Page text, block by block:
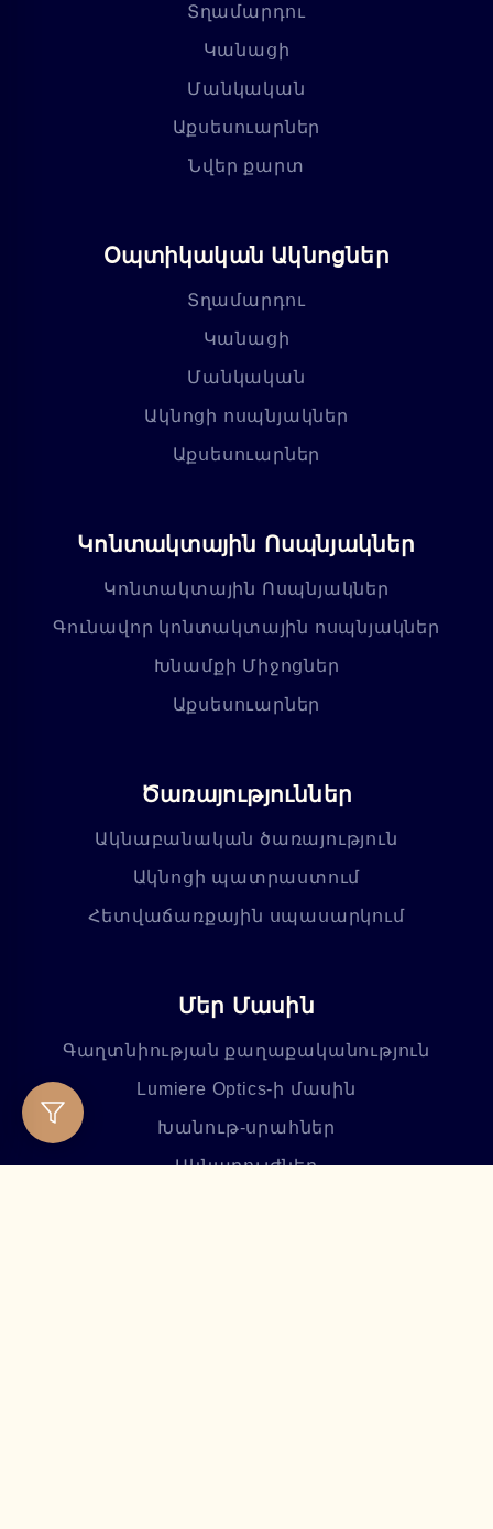
Տղամարդու
Կանացի
Մանկական
Աքսեսուարներ
Նվեր քարտ
Օպտիկական Ակնոցներ
Տղամարդու
Կանացի
Մանկական
Ակնոցի ոսպնյակներ
Աքսեսուարներ
Կոնտակտային Ոսպնյակներ
Կոնտակտային Ոսպնյակներ
Գունավոր կոնտակտային ոսպնյակներ
Խնամքի Միջոցներ
Աքսեսուարներ
Ծառայություններ
Ակնաբանական ծառայություն
Ակնոցի պատրաստում
Հետվաճառքային սպասարկում
Մեր Մասին
Գաղտնիության քաղաքականություն
Lumiere Optics-ի մասին
Խանութ-սրահներ
Ակնաբույժներ